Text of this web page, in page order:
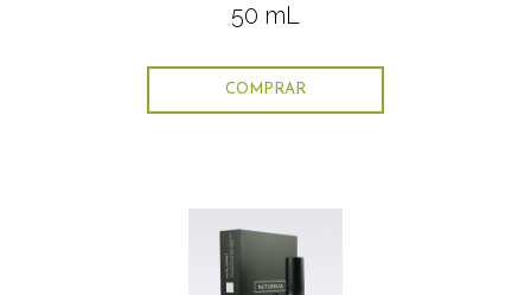
50 mL
COMPRAR